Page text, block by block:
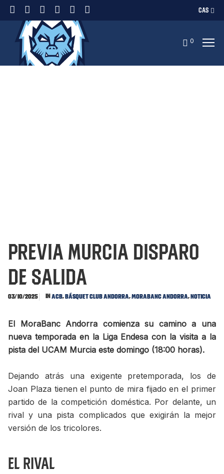
CAS
0
PREVIA MURCIA Disparo
de salida
03/10/2025 InACB,Básquet Club Andorra,MoraBanc Andorra,Noticia
El MoraBanc Andorra comienza su camino a una
nueva temporada en la Liga Endesa con la visita a la
pista del UCAM Murcia este domingo (18:00 horas).
Dejando atrás una exigente pretemporada, los de
Joan Plaza tienen el punto de mira fijado en el primer
partido de la competición doméstica. Por delante, un
rival y una pista complicados que exigirán la mejor
versión de los tricolores.
El rival